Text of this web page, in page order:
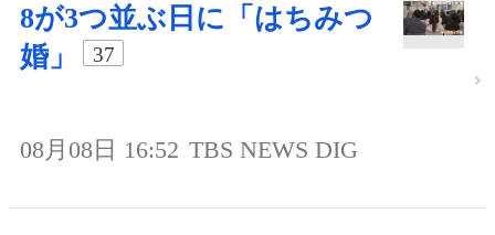
8が3つ並ぶ日に「はちみつ
婚」
37
08月08日 16:52 TBS NEWS DIG